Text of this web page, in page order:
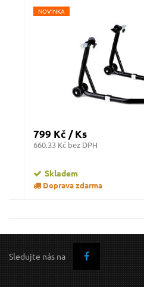
NOVINKA
799 Kč / Ks
660.33 Kč bez DPH
Skladem
Doprava zdarma
Sledujte nás na